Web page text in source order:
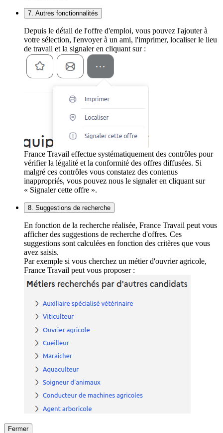
7. Autres fonctionnalités
Depuis le détail de l'offre d'emploi, vous pouvez l'ajouter à
votre sélection, l'envoyer à un ami, l'imprimer, localiser le lieu
de travail et la signaler en cliquant sur :
France Travail effectue systématiquement des contrôles pour
vérifier la légalité et la conformité des offres diffusées. Si
malgré ces contrôles vous constatez des contenus
inappropriés, vous pouvez nous le signaler en cliquant sur
« Signaler cette offre ».
8. Suggestions de recherche
En fonction de la recherche réalisée, France Travail peut vous
afficher des suggestions de recherche d'offres. Ces
suggestions sont calculées en fonction des critères que vous
avez saisis.
Par exemple si vous cherchez un métier d'ouvrier agricole,
France Travail peut vous proposer :
Fermer